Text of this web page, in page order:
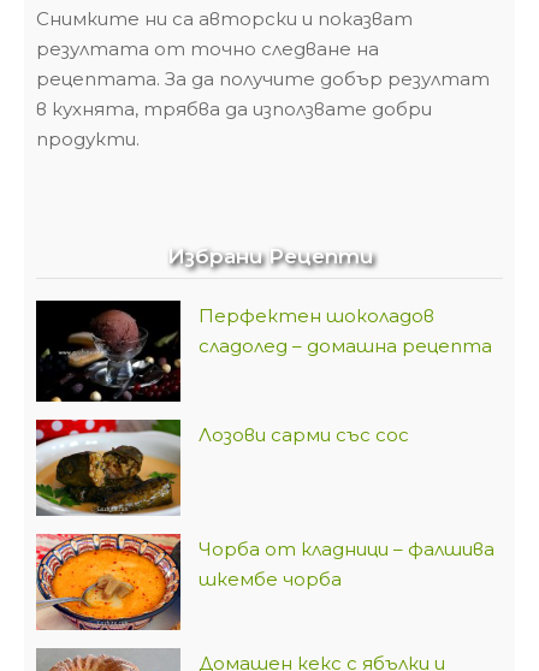
Снимките ни са авторски и показват
резултата от точно следване на
рецептата. За да получите добър резултат
в кухнята, трябва да използвате добри
продукти.
Избрани Рецепти
Перфектен шоколадов
сладолед – домашна рецепта
Лозови сарми със сос
Чорба от кладници – фалшива
шкембе чорба
Домашен кекс с ябълки и